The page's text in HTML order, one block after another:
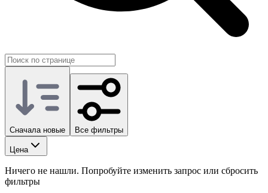
Сначала новые Все фильтры
Цена
Ничего не нашли. Попробуйте изменить запрос или сбросить
фильтры